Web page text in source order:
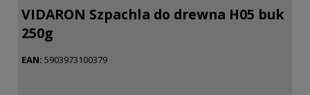
VIDARON Szpachla do drewna H05 buk
250g
EAN: 5903973100379